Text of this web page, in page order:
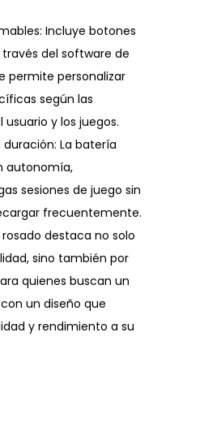
Incluye botones
del software de
permite personalizar
según las
y los juegos.
La batería
autonomía,
sesiones de juego sin
frecuentemente.
destaca no solo
sino también por
quienes buscan un
un diseño que
y rendimiento a su